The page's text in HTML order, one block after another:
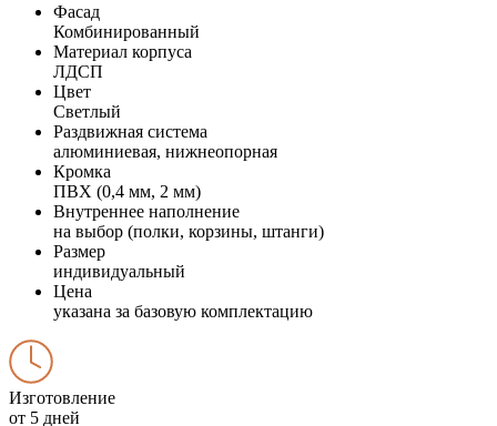
Фасад
Комбинированный
Материал корпуса
ЛДСП
Цвет
Светлый
Раздвижная система
алюминиевая, нижнеопорная
Кромка
ПВХ (0,4 мм, 2 мм)
Внутреннее наполнение
на выбор (полки, корзины, штанги)
Размер
индивидуальный
Цена
указана за базовую комплектацию
Изготовление
от 5 дней